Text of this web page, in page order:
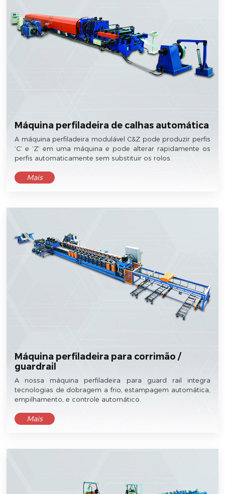
Máquina perfiladeira de calhas automática
A máquina perfiladeira modulável C&Z pode produzir perfis
‘C’ e ‘Z’ em uma máquina e pode alterar rapidamente os
perfis automaticamente sem substituir os rolos.
Mais
Máquina perfiladeira para corrimão /
guardrail
A nossa máquina perfiladeira para guard rail integra
tecnologias de dobragem a frio, estampagem automática,
empilhamento, e controle automático.
Mais